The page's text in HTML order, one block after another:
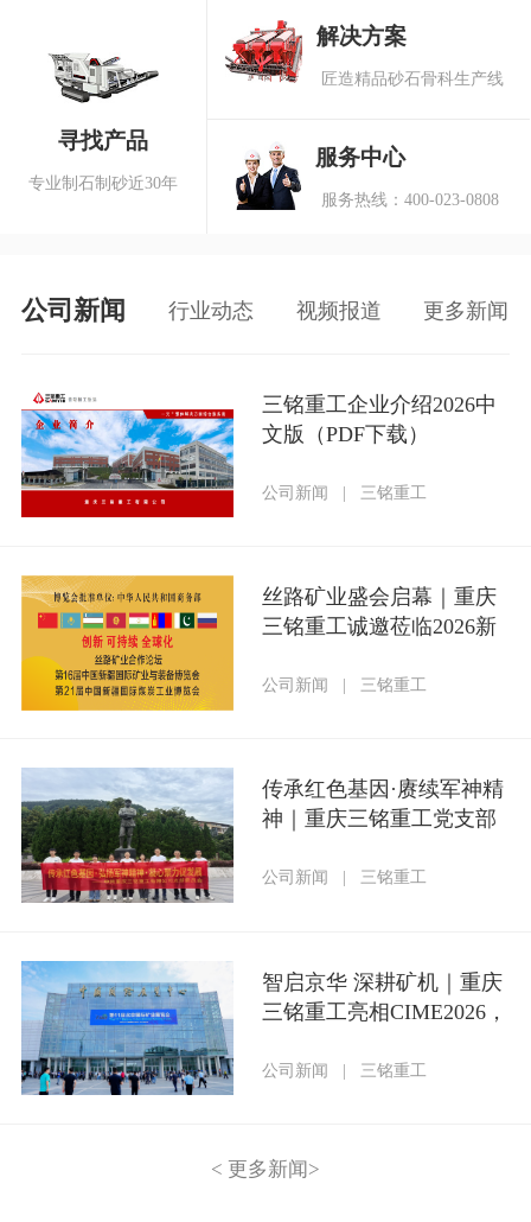
寻找产品
专业制石制砂近30年
解决方案
匠造精品砂石骨科生产线
服务中心
服务热线：400-023-0808
公司新闻 行业动态 视频报道 更多新闻
三铭重工企业介绍2026中
文版（PDF下载）
公司新闻 | 三铭重工
丝路矿业盛会启幕｜重庆
三铭重工诚邀莅临2026新
公司新闻 | 三铭重工
传承红色基因·赓续军神精
神｜重庆三铭重工党支部
学主题党日活动
公司新闻 | 三铭重工
智启京华 深耕矿机｜重庆
三铭重工亮相CIME2026，
程
公司新闻 | 三铭重工
< 更多新闻>